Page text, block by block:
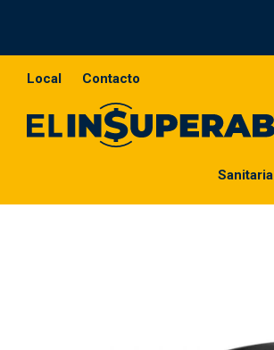
Sanitaria
Local Contacto